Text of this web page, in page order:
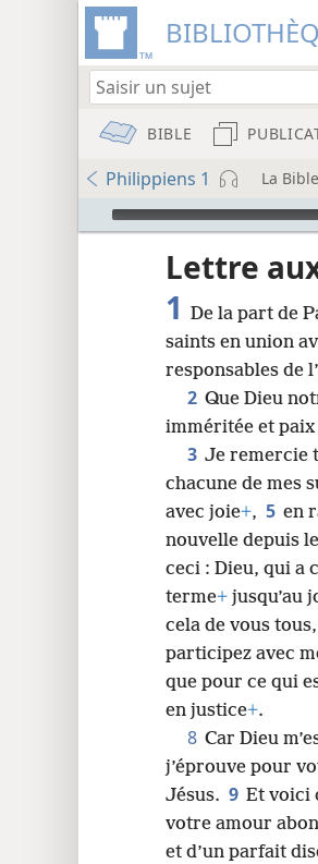
BIBLE
Philippiens 1 La
Audio Player
Lettre
1 De la part de
saints en union
responsables de
2 Que Dieu
imméritée et paix
3 Je remercie
chacune de mes
avec joie+, 5 en
nouvelle depuis
ceci : Dieu, qui a
terme+ jusqu’au
cela de vous
participez avec
que pour ce qui
en justice+.
8 Car Dieu
j’éprouve pour
Jésus. 9 Et voici
votre amour
et d’un parfait